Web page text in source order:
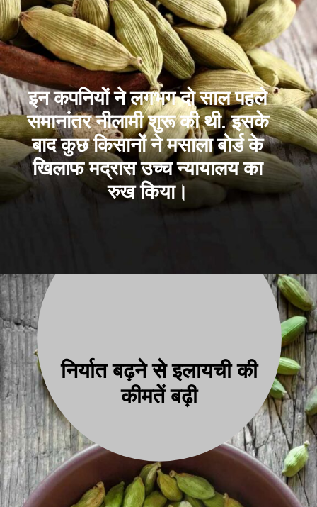
इन कपनियों ने लगभग दो साल पहले
समानांतर नीलामी शुरू की थी. इसके
बाद कुछ किसानों ने मसाला बोर्ड के
खिलाफ मद्रास उच्च न्यायालय का
रुख किया।
निर्यात बढ़ने से इलायची की
कीमतें बढ़ी